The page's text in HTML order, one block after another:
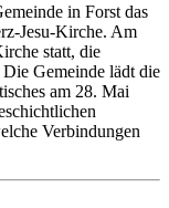
in Forst das
Jesu-Kirche. Am
statt, die
Gemeinde lädt die
am 28. Mai
Verbindungen